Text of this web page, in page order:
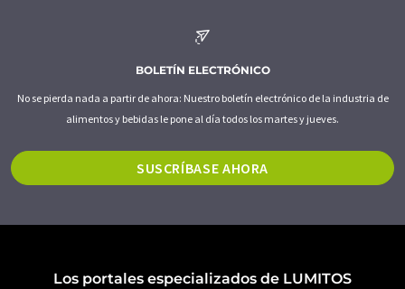
BOLETÍN ELECTRÓNICO
No se pierda nada a partir de ahora: Nuestro boletín electrónico de la industria de
alimentos y bebidas le pone al día todos los martes y jueves.
SUSCRÍBASE AHORA
Los portales especializados de LUMITOS